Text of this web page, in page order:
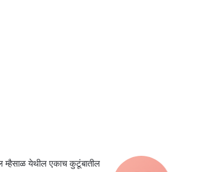
म्हैसाळ येथील एकाच कुटूंबातील